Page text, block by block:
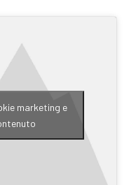
marketing e